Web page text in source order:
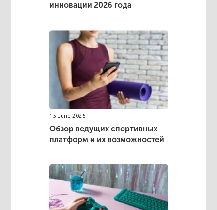
инновации 2026 года
15 June 2026
Обзор ведущих спортивных
платформ и их возможностей